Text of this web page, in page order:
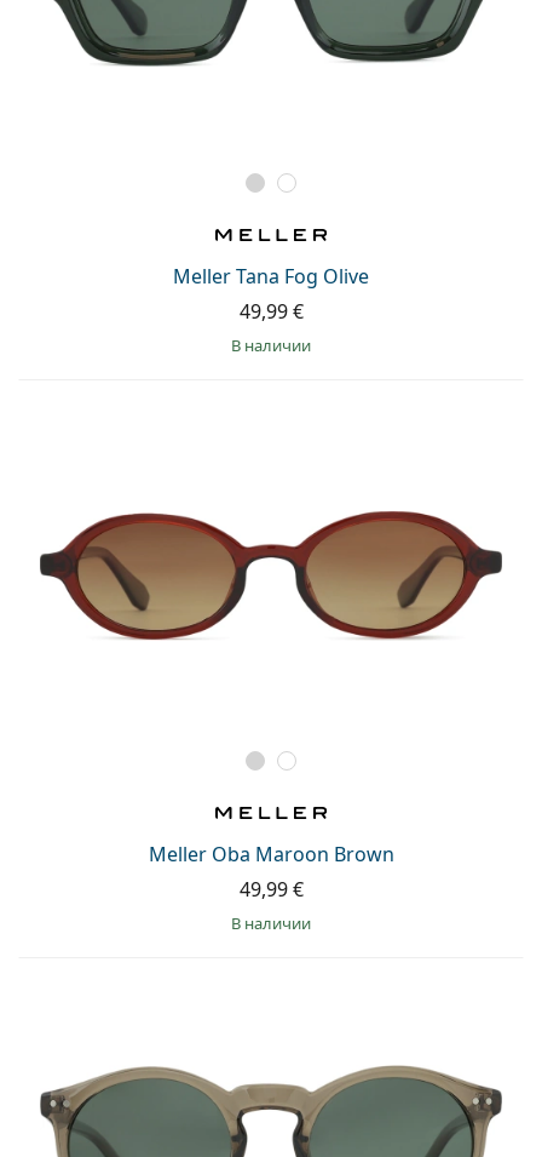
Meller Tana Fog Olive
49,99 €
в наличии
Meller Oba Maroon Brown
49,99 €
в наличии